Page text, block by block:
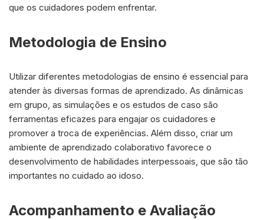
que os cuidadores podem enfrentar.
Metodologia de Ensino
Utilizar diferentes metodologias de ensino é essencial para
atender às diversas formas de aprendizado. As dinâmicas
em grupo, as simulações e os estudos de caso são
ferramentas eficazes para engajar os cuidadores e
promover a troca de experiências. Além disso, criar um
ambiente de aprendizado colaborativo favorece o
desenvolvimento de habilidades interpessoais, que são tão
importantes no cuidado ao idoso.
Acompanhamento e Avaliação